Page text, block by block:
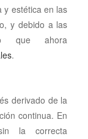
y estética en las
y debido a las
que ahora
.
derivado de la
continua. En
la correcta